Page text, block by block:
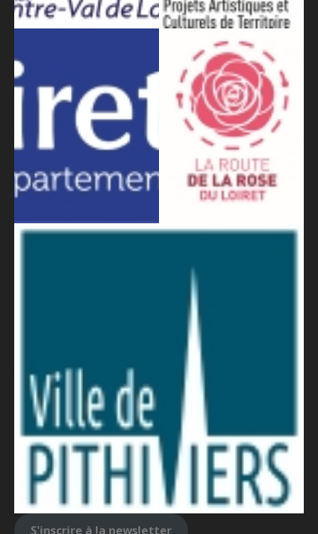
S'inscrire à la newsletter